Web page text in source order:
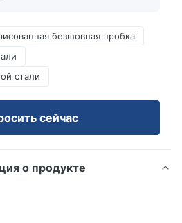
безшовная пробка
стали
сейчас
о продукте